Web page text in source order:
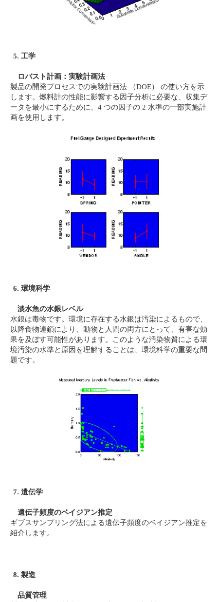
5. 工学
ロバスト計画：実験計画法
製品の開発プロセスでの実験計画法 （DOE） の使い方を示
します。燃料計の性能に影響する因子分析に必要な、収集デ
ータを最小にするために、4 つの因子の 2 水準の一部実施計
画を使用します。
6. 環境科学
淡水魚の水銀レベル
水銀は毒物です。環境に存在する水銀は汚染によるもので、
以降食物連鎖により、動物と人間の両方にとって、有害な効
果を及ぼす可能性があります。このような汚染物質による環
境汚染の水準と原因を理解することは、環境科学の重要な問
題です。
7. 遺伝学
遺伝子頻度のベイジアン推定
ギブスサンプリング法による遺伝子頻度のベイジアン推定を
紹介します。
8. 製造
品質管理